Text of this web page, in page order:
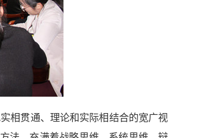
相贯通、理论和实际相结合的宽广视